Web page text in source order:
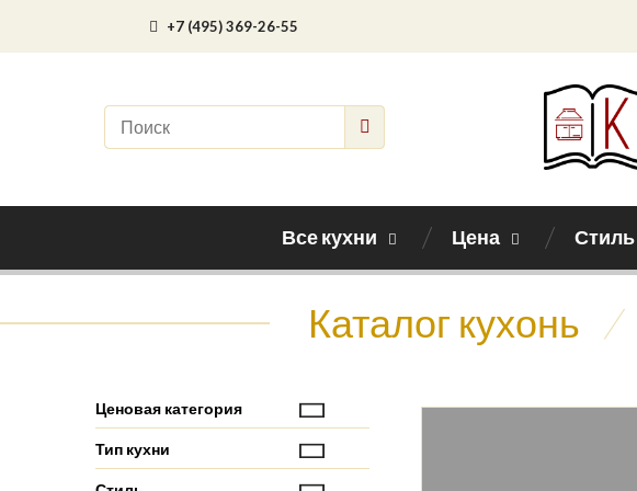
+7 (495) 369-26-55
Все кухни Цена Стиль
Каталог кухонь /
Ценовая категория
Тип кухни